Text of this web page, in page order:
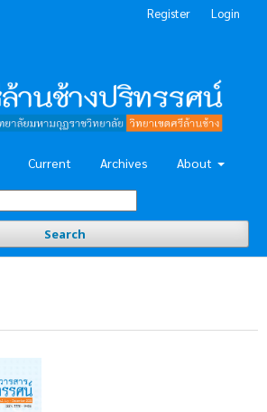
Current Archives About
Search
Register Login